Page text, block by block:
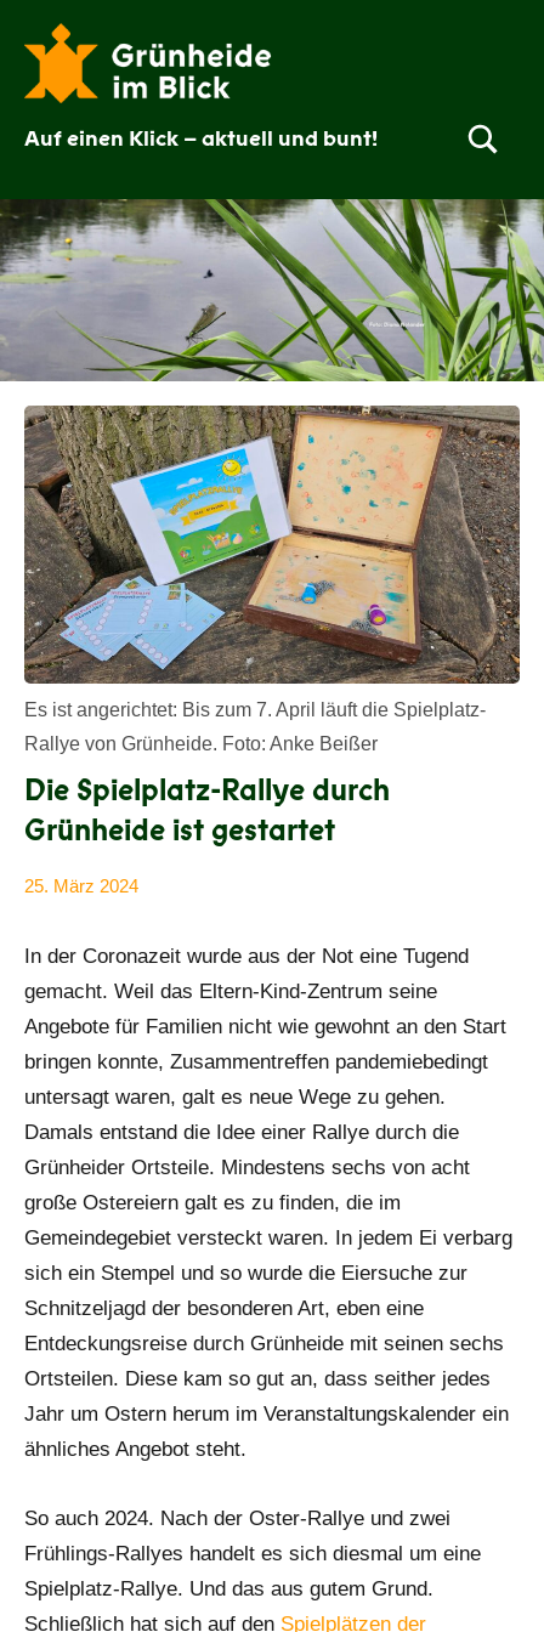
Inhalt
springen
Grünheide
im
Blick
Auf einen Klick – aktuell und bunt!
Es ist angerichtet: Bis zum 7. April läuft die Spielplatz-
Rallye von Grünheide. Foto: Anke Beißer
Die Spielplatz-Rallye durch
Grünheide ist gestartet
25. März 2024
In der Coronazeit wurde aus der Not eine Tugend
gemacht. Weil das Eltern-Kind-Zentrum seine
Angebote für Familien nicht wie gewohnt an den Start
bringen konnte, Zusammentreffen pandemiebedingt
untersagt waren, galt es neue Wege zu gehen.
Damals entstand die Idee einer Rallye durch die
Grünheider Ortsteile. Mindestens sechs von acht
große Ostereiern galt es zu finden, die im
Gemeindegebiet versteckt waren. In jedem Ei verbarg
sich ein Stempel und so wurde die Eiersuche zur
Schnitzeljagd der besonderen Art, eben eine
Entdeckungsreise durch Grünheide mit seinen sechs
Ortsteilen. Diese kam so gut an, dass seither jedes
Jahr um Ostern herum im Veranstaltungskalender ein
ähnliches Angebot steht.
So auch 2024. Nach der Oster-Rallye und zwei
Frühlings-Rallyes handelt es sich diesmal um eine
Spielplatz-Rallye. Und das aus gutem Grund.
Schließlich hat sich auf den Spielplätzen der